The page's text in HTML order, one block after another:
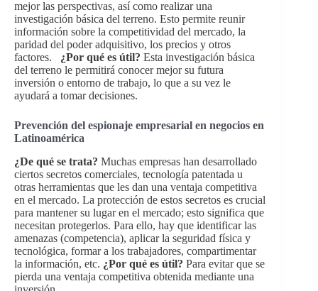
mejor las perspectivas, así como realizar una
investigación básica del terreno. Esto permite reunir
información sobre la competitividad del mercado, la
paridad del poder adquisitivo, los precios y otros
factores. ¿Por qué es útil? Esta investigación básica
del terreno le permitirá conocer mejor su futura
inversión o entorno de trabajo, lo que a su vez le
ayudará a tomar decisiones.
Prevención del espionaje empresarial en negocios en
Latinoamérica
¿De qué se trata? Muchas empresas han desarrollado
ciertos secretos comerciales, tecnología patentada u
otras herramientas que les dan una ventaja competitiva
en el mercado. La protección de estos secretos es crucial
para mantener su lugar en el mercado; esto significa que
necesitan protegerlos. Para ello, hay que identificar las
amenazas (competencia), aplicar la seguridad física y
tecnológica, formar a los trabajadores, compartimentar
la información, etc. ¿Por qué es útil? Para evitar que se
pierda una ventaja competitiva obtenida mediante una